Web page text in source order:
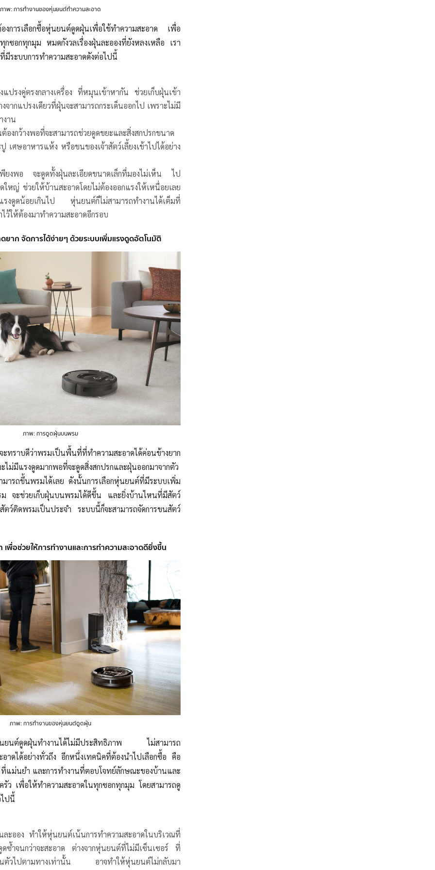
ภาพ: การทำงานของหุ่นยนต์ทำความสะอาด
การเลือกซื้อหุ่นยนต์ดูดฝุ่นเพื่อใช้ทำความสะอาด เพื่อ
กซอกทุกมุม หมดกังวลเรื่องฝุ่นละอองที่ยังหลงเหลือ เรา
ระบบการทำความสะอาดดังต่อไปนี้
แปรงคู่ตรงกลางเครื่อง ที่หมุนเข้าหากัน ช่วยเก็บฝุ่นเข้า
จากแปรงเดียวที่ฝุ่นจะสามารถกระเด็นออกไป เพราะไม่มี
งาน
องกว้างพอที่จะสามารถช่วยดูดขยะและสิ่งสกปรกขนาด
ศษอาหารแห้ง หรือขนของเจ้าสัตว์เลี้ยงเข้าไปได้อย่าง
พียงพอ จะดูดทั้งฝุ่นละเอียดขนาดเล็กที่มองไม่เห็น ไป
ใหญ่ ช่วยให้บ้านสะอาดโดยไม่ต้องออกแรงให้เหนื่อยเลย
แรงดูดน้อยเกินไป หุ่นยนต์ก็ไม่สามารถทำงานได้เต็มที่
ว้ให้ต้องมาทำความสะอาดอีกรอบ
าก จัดการได้ง่ายๆ ด้วยระบบเพิ่มแรงดูดอัตโนมัติ
ภาพ: การดูดฝุ่นบนพรม
าบดีว่าพรมเป็นพื้นที่ที่ทำความสะอาดได้ค่อนข้างยาก
ม่มีแรงดูดมากพอที่จะดูดสิ่งสกปรกและฝุ่นออกมาจากตัว
มารถขึ้นพรมได้เลย ดังนั้นการเลือกหุ่นยนต์ที่มีระบบเพิ่ม
ม จะช่วยเก็บฝุ่นบนพรมได้ดีขึ้น และยิ่งบ้านไหนที่มีสัตว์
ตว์ติดพรมเป็นประจำ ระบบนี้ก็จะสามารถจัดการขนสัตว์
เพื่อช่วยให้การทำงานและการทำความสะอาดดียิ่งขึ้น
ภาพ: การทำงานของหุ่นยนต์ดูดฝุ่น
นยนต์ดูดฝุ่นทำงานได้ไม่มีประสิทธิภาพ ไม่สามารถ
อาดได้อย่างทั่วถึง อีกหนึ่งเทคนิคที่ต้องนำไปเลือกซื้อ คือ
แม่นยำ และการทำงานที่ตอบโจทย์ลักษณะของบ้านและ
รัว เพื่อให้ทำความสะอาดในทุกซอกทุกมุม โดยสามารถดู
ปนี้
ละออง ทำให้หุ่นยนต์เน้นการทำความสะอาดในบริเวณที่
ซ้ำจนกว่าจะสะอาด ต่างจากหุ่นยนต์ที่ไม่มีเซ็นเซอร์ ที่
นตัวไปตามทางเท่านั้น อาจทำให้หุ่นยนต์ไม่กลับมา